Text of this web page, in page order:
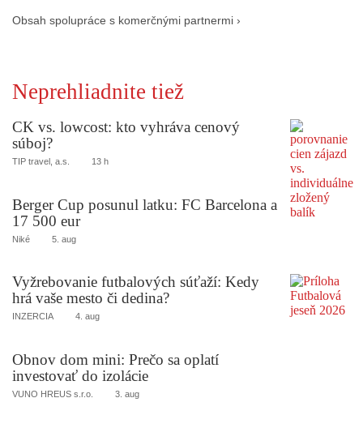
Obsah spolupráce s komerčnými partnermi ›
Neprehliadnite tiež
CK vs. lowcost: kto vyhráva cenový
súboj?
TIP travel, a.s. 13 h
Berger Cup posunul latku: FC Barcelona a
17 500 eur
Niké 5. aug
Vyžrebovanie futbalových súťaží: Kedy
hrá vaše mesto či dedina?
INZERCIA 4. aug
Obnov dom mini: Prečo sa oplatí
investovať do izolácie
VUNO HREUS s.r.o. 3. aug